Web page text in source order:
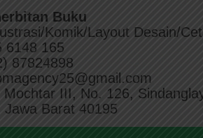
Buku
Komik/Layout Desain/
6148 165
87824898
Mochtar III, No. 126,
Jawa Barat 40195